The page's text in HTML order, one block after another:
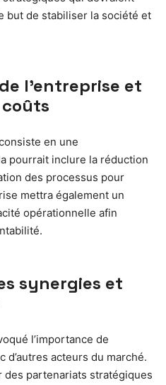
but de stabiliser la société et
l’entreprise et
en une
pourrait inclure la réduction
des processus pour
mettra également un
opérationnelle afin
synergies et
l’importance de
d’autres acteurs du marché.
des partenariats stratégiques